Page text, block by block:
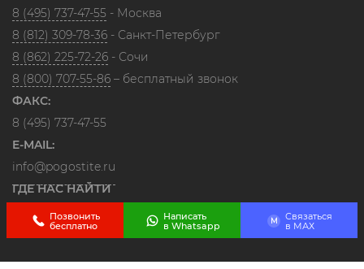
8 (495) 737-47-55 - Москва
8 (812) 309-78-36 - Санкт-Петербург
8 (862) 225-72-26 - Сочи
8 (800) 707-55-86 – бесплатный звонок
ФАКС:
8 (495) 737-47-55
E-MAIL:
info@pogostite.ru
ГДЕ НАС НАЙТИ
Позвонить
бесплатно
Написать
в Whatsapp
M
Связаться
в МАХ